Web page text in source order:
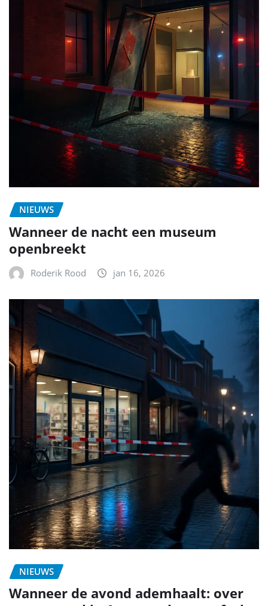
NIEUWS
Wanneer de nacht een museum
openbreekt
Roderik Rood jan 16, 2026
NIEUWS
Wanneer de avond ademhaalt: over